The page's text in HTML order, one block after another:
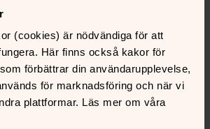
(cookies) är nödvändiga för att
Här finns också kakor för
förbättrar din användarupplevelse,
för marknadsföring och när vi
plattformar. Läs mer om våra
Präst, kyrkomusiker,
ingår när du bokar dop. Du har
att hyra ett av våra församlingshem